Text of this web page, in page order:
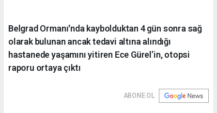
Belgrad Ormanı'nda kaybolduktan 4 gün sonra sağ
olarak bulunan ancak tedavi altına alındığı
hastanede yaşamını yitiren Ece Gürel’in, otopsi
raporu ortaya çıktı
ABONE OL